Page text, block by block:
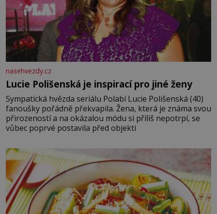
nasehvezdy.cz
Lucie Polišenská je inspirací pro jiné ženy
Sympatická hvězda seriálu Polabí Lucie Polišenská (40)
fanoušky pořádně překvapila. Žena, která je známa svou
přirozeností a na okázalou módu si příliš nepotrpí, se
vůbec poprvé postavila před objekti